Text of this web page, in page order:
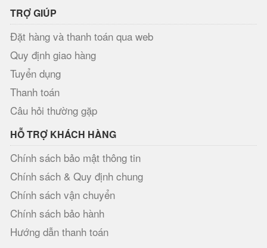
TRỢ GIÚP
Đặt hàng và thanh toán qua web
Quy định giao hàng
Tuyển dụng
Thanh toán
Câu hỏi thường gặp
HỖ TRỢ KHÁCH HÀNG
Chính sách bảo mật thông tin
Chính sách & Quy định chung
Chính sách vận chuyển
Chính sách bảo hành
Hướng dẫn thanh toán